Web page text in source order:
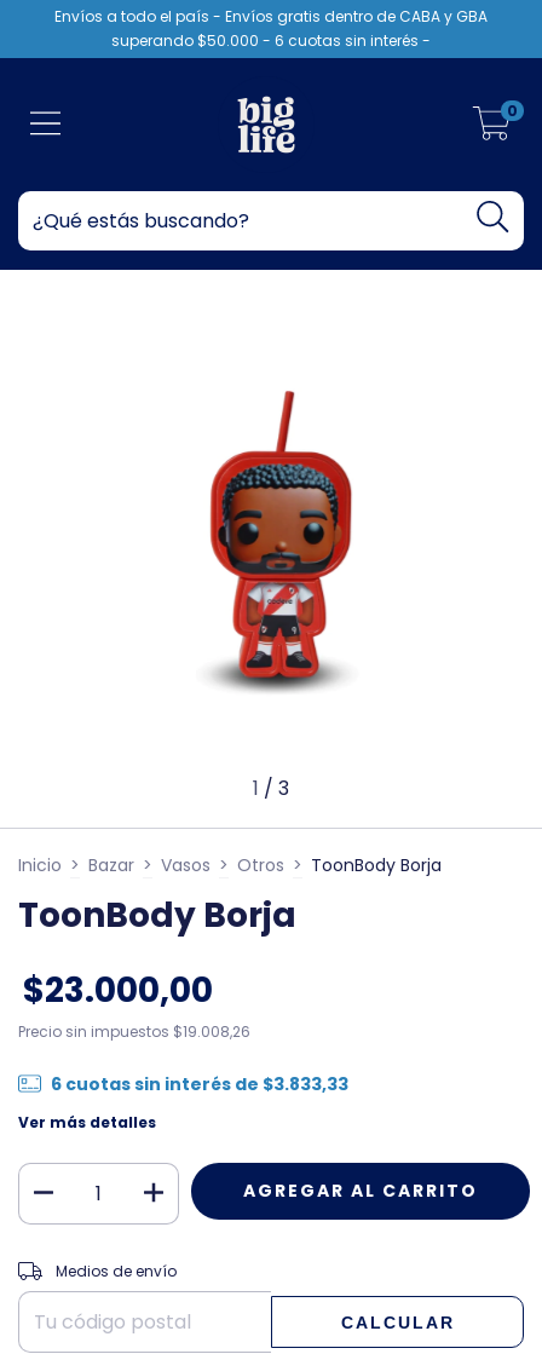
Envíos a todo el país - Envíos gratis dentro de CABA y GBA
superando $50.000 - 6 cuotas sin interés -
0
1 / 3
Inicio > Bazar > Vasos > Otros > ToonBody Borja
ToonBody Borja
$23.000,00
Precio sin impuestos $19.008,26
6 cuotas sin interés de $3.833,33
Ver más detalles
Entregas para el CP:
Medios de envío
CALCULAR